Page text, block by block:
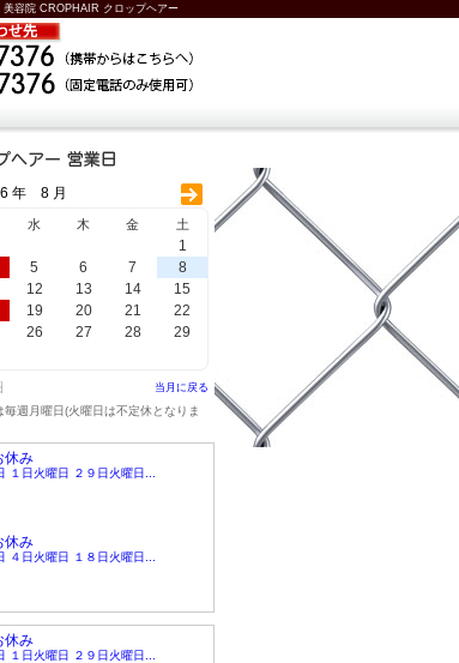
美容院 CROPHAIR クロップヘアー
年 8 月
水 木 金 土
1
5 6 7
8
12 13 14
15
19 20 21
22
26 27 28
29
当月に戻る
週月曜日(火曜日は不定休となりま
休み
１日火曜日 ２９日火曜日...
休み
４日火曜日 １８日火曜日...
休み
１日火曜日 ２９日火曜日...